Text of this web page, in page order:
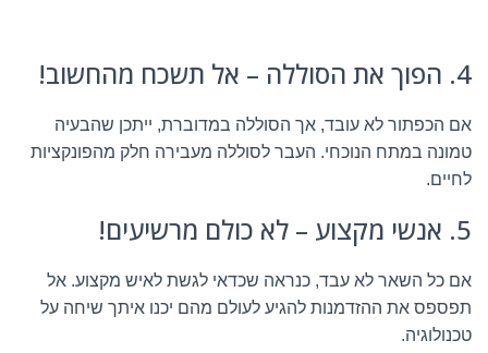
4. הפוך את הסוללה – אל תשכח מהחשוב!
אם הכפתור לא עובד, אך הסוללה במדוברת, ייתכן שהבעיה
טמונה במתח הנוכחי. העבר לסוללה מעבירה חלק מהפונקציות
לחיים.
5. אנשי מקצוע – לא כולם מרשיעים!
אם כל השאר לא עבד, כנראה שכדאי לגשת לאיש מקצוע. אל
תפספס את ההזדמנות להגיע לעולם מהם יכנו איתך שיחה על
טכנולוגיה.